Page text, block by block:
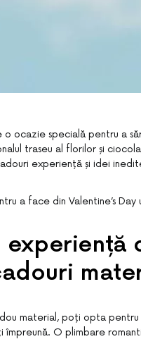
o ocazie specială pentru a
traseu al florilor și
experiență și idei
a face din Valentine’s
material, poți opta pentru
împreună. O plimbare